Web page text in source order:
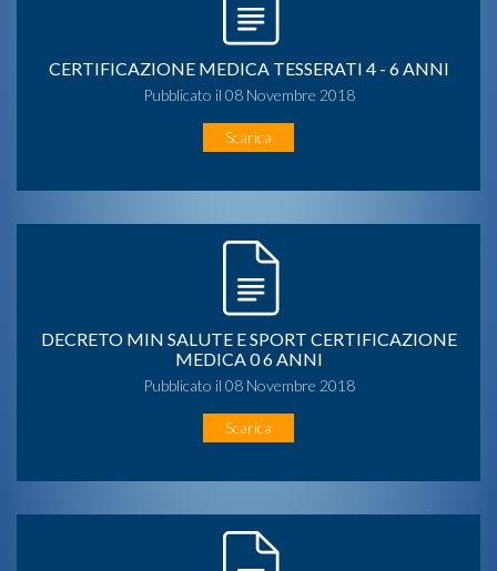
CERTIFICAZIONE MEDICA TESSERATI 4 - 6 ANNI
Pubblicato il 08 Novembre 2018
Scarica
DECRETO MIN SALUTE E SPORT CERTIFICAZIONE
MEDICA 0 6 ANNI
Pubblicato il 08 Novembre 2018
Scarica